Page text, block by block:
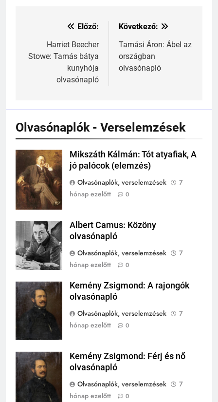
Bejegyzés
navigáció
Előző:
Harriet Beecher
Stowe: Tamás bátya
kunyhója
olvasónapló
Következő:
Tamási Áron: Ábel az
országban
olvasónapló
Olvasónaplók - Verselemzések
Mikszáth
Kálmán
Mikszáth Kálmán: Tót atyafiak, A
jó palócok (elemzés)
Olvasónaplók, verselemzések
7
hónap ezelőtt
0
Albert Camus
Albert Camus: Közöny
olvasónapló
Olvasónaplók, verselemzések
7
hónap ezelőtt
0
Kemény
Zsigmond
Kemény Zsigmond: A rajongók
olvasónapló
Olvasónaplók, verselemzések
7
hónap ezelőtt
0
Kemény
Zsigmond
Kemény Zsigmond: Férj és nő
olvasónapló
Olvasónaplók, verselemzések
7
hónap ezelőtt
0
KI TALÁLTA FEL
TÖRTÉNELEM ÉRDEKESSÉGEK
242
Kik voltak a három királyok?
TÖRTÉNELEM ÉRDEKESSÉGEK
A középkor titkai: Mi rejtőzött a
várak falai mögött?
TÖRTÉNELEM ÉRDEKESSÉGEK
Mikor volt a római birodalom
bukása, és mi történt utána?
MIKOR VOLT?
TÖRTÉNELEM ÉRDEKESSÉGEK
1
Ki volt Zeusz?
KIK VOLTAK?
TÖRTÉNELEM ÉRDEKESSÉGEK